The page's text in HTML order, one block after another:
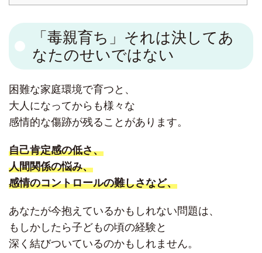
「毒親育ち」それは決してあ
なたのせいではない
困難な家庭環境で育つと、
大人になってからも様々な
感情的な傷跡が残ることがあります。
自己肯定感の低さ、
人間関係の悩み、
感情のコントロールの難しさなど、
あなたが今抱えているかもしれない問題は、
もしかしたら子どもの頃の経験と
深く結びついているのかもしれません。